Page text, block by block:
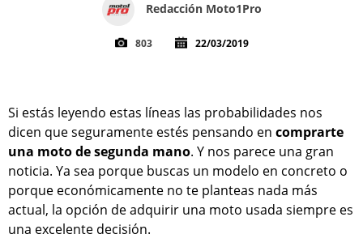
Redacción Moto1Pro
803 22/03/2019
Si estás leyendo estas líneas las probabilidades nos
dicen que seguramente estés pensando en comprarte
una moto de segunda mano. Y nos parece una gran
noticia. Ya sea porque buscas un modelo en concreto o
porque económicamente no te planteas nada más
actual, la opción de adquirir una moto usada siempre es
una excelente decisión.